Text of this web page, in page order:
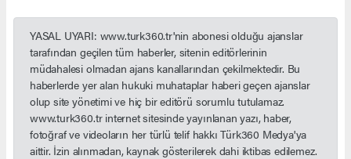
YASAL UYARI: www.turk360.tr'nin abonesi olduğu ajanslar
tarafından geçilen tüm haberler, sitenin editörlerinin
müdahalesi olmadan ajans kanallarından çekilmektedir. Bu
haberlerde yer alan hukuki muhataplar haberi geçen ajanslar
olup site yönetimi ve hiç bir editörü sorumlu tutulamaz.
www.turk360.tr internet sitesinde yayınlanan yazı, haber,
fotoğraf ve videoların her türlü telif hakkı Türk360 Medya'ya
aittir. İzin alınmadan, kaynak gösterilerek dahi iktibas edilemez.